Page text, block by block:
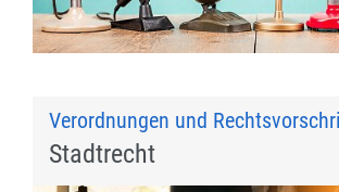
Verordnungen und
Stadtrecht